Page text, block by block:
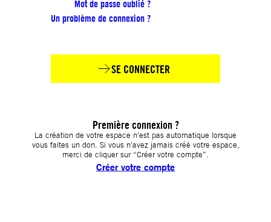
Mot de passe oublié ?
Un problème de connexion ?
SE CONNECTER
Première connexion ?
La création de votre espace n’est pas automatique lorsque
vous faites un don. Si vous n’avez jamais créé votre espace,
merci de cliquer sur “Créer votre compte”.
Créer votre compte